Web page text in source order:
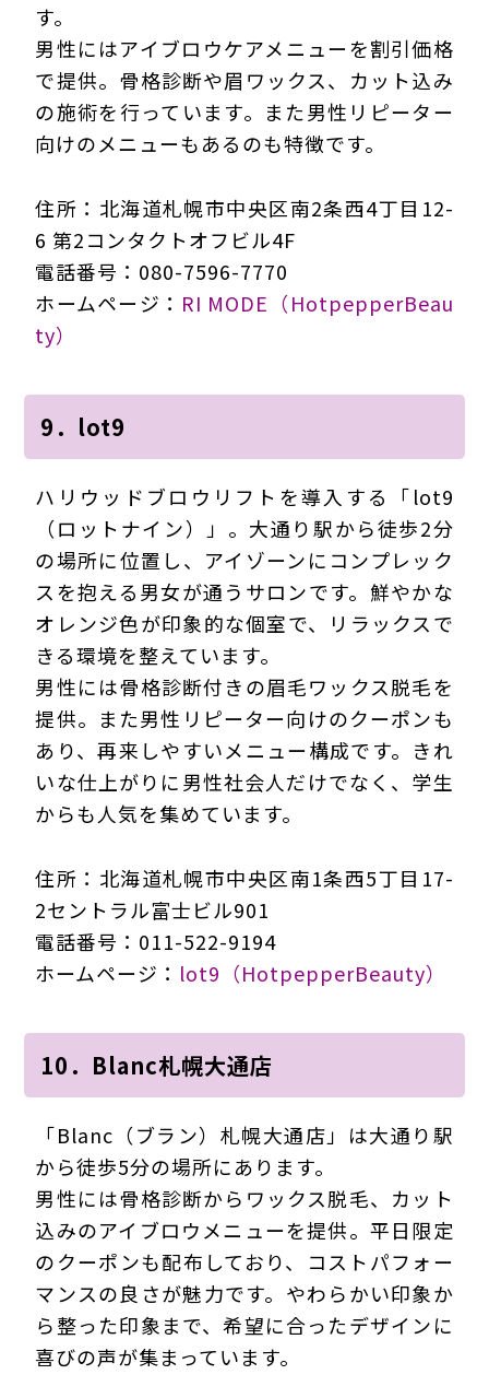
す。
男性にはアイブロウケアメニューを割引価格
で提供。骨格診断や眉ワックス、カット込み
の施術を行っています。また男性リピーター
向けのメニューもあるのも特徴です。
住所：北海道札幌市中央区南2条西4丁目12-
6 第2コンタクトオフビル4F
電話番号：080-7596-7770
ホームページ： RI MODE（HotpepperBeau
ty）
9．lot9
ハリウッドブロウリフトを導入する「lot9
（ロットナイン）」。大通り駅から徒歩2分
の場所に位置し、アイゾーンにコンプレック
スを抱える男女が通うサロンです。鮮やかな
オレンジ色が印象的な個室で、リラックスで
きる環境を整えています。
男性には骨格診断付きの眉毛ワックス脱毛を
提供。また男性リピーター向けのクーポンも
あり、再来しやすいメニュー構成です。きれ
いな仕上がりに男性社会人だけでなく、学生
からも人気を集めています。
住所：北海道札幌市中央区南1条西5丁目17-
2セントラル富士ビル901
電話番号：011-522-9194
ホームページ： lot9（HotpepperBeauty）
10．Blanc札幌大通店
「Blanc（ブラン）札幌大通店」は大通り駅
から徒歩5分の場所にあります。
男性には骨格診断からワックス脱毛、カット
込みのアイブロウメニューを提供。平日限定
のクーポンも配布しており、コストパフォー
マンスの良さが魅力です。やわらかい印象か
ら整った印象まで、希望に合ったデザインに
喜びの声が集まっています。